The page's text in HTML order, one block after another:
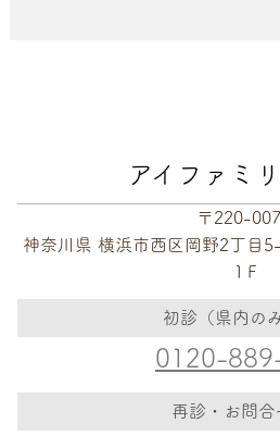
アイファミ
〒220-
神奈川県 横浜市西区岡野2丁目
１F
初診（県内のみ
0120-
再診・お問合